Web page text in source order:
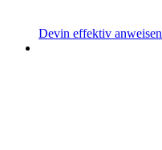
Devin effektiv anweisen